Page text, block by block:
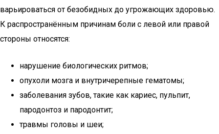
варьироваться от безобидных до угрожающих здоровью.
К распространённым причинам боли с левой или правой
стороны относятся:
нарушение биологических ритмов;
опухоли мозга и внутричерепные гематомы;
заболевания зубов, такие как кариес, пульпит,
пародонтоз и пародонтит;
травмы головы и шеи;